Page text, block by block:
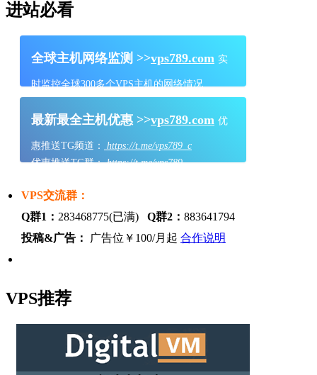
进站必看
全球主机网络监测 >>vps789.com 实
时监控全球300多个VPS主机的网络情况
最新最全主机优惠 >>vps789.com 优
惠推送TG频道：
https://t.me/vps789_c
优惠推送TG群：https://t.me/vps789
VPS交流群：
Q群1： 283468775(已满) Q群2： 883641794
投稿&广告：
广告位￥100/月起 合作说明
VPS推荐